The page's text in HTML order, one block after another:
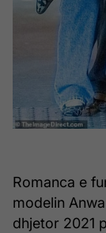
Romanca e
modelin
dhjetor 2021